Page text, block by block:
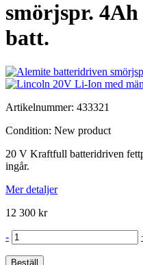
smörjspr.
batt.
Artikelnummer: 433321
Condition: New product
20 V Kraftfull batteridriven
ingår.
Mer detaljer
12 300 kr
-
Beställ